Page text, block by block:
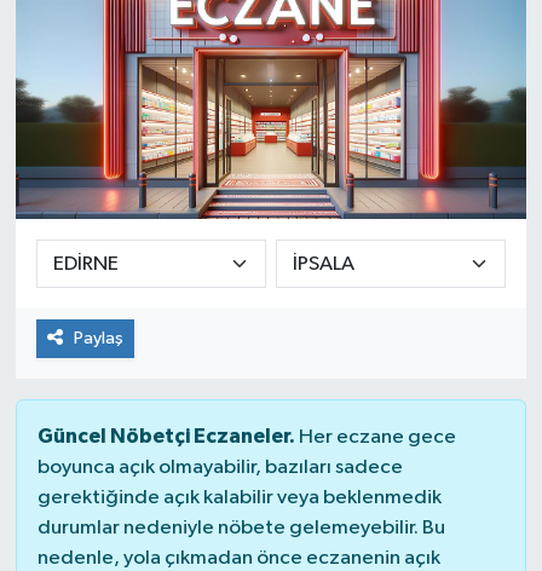
Paylaş
Güncel Nöbetçi Eczaneler. Her eczane gece
boyunca açık olmayabilir, bazıları sadece
gerektiğinde açık kalabilir veya beklenmedik
durumlar nedeniyle nöbete gelemeyebilir. Bu
nedenle, yola çıkmadan önce eczanenin açık
Haber Arşivi